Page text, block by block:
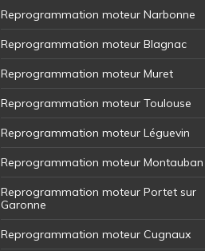
Reprogrammation moteur Narbonne
Reprogrammation moteur Blagnac
Reprogrammation moteur Muret
Reprogrammation moteur Toulouse
Reprogrammation moteur Léguevin
Reprogrammation moteur Montauban
Reprogrammation moteur Portet sur
Garonne
Reprogrammation moteur Cugnaux